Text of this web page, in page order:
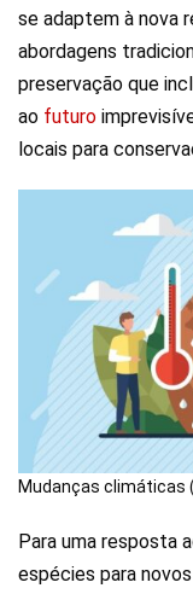
se adaptem à nova
abordagens
preservação que
ao futuro
locais para
Mudanças climáticas
Para uma resposta
espécies para